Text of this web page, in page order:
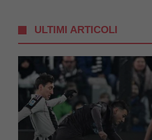
ULTIMI ARTICOLI